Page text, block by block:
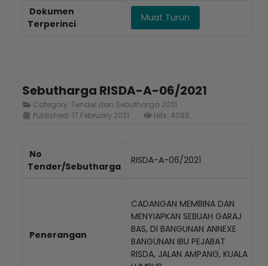
Dokumen
Terperinci
Muat Turun
Sebutharga RISDA-A-06/2021
Category: Tender dan Sebutharga 2021
Published: 17 February 2021
Hits: 4083
No
Tender/Sebutharga
RISDA-A-06/2021
Penerangan
CADANGAN MEMBINA DAN
MENYIAPKAN SEBUAH GARAJ
BAS, DI BANGUNAN ANNEXE
BANGUNAN IBU PEJABAT
RISDA, JALAN AMPANG, KUALA